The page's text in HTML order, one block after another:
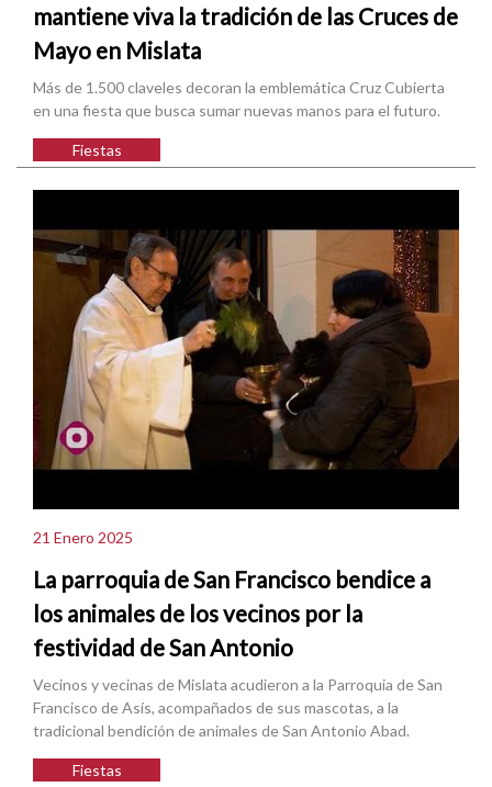
mantiene viva la tradición de las Cruces de
Mayo en Mislata
Más de 1.500 claveles decoran la emblemática Cruz Cubierta
en una fiesta que busca sumar nuevas manos para el futuro.
Fiestas
21 Enero 2025
La parroquia de San Francisco bendice a
los animales de los vecinos por la
festividad de San Antonio
Vecinos y vecinas de Mislata acudieron a la Parroquia de San
Francisco de Asís, acompañados de sus mascotas, a la
tradicional bendición de animales de San Antonio Abad.
Fiestas